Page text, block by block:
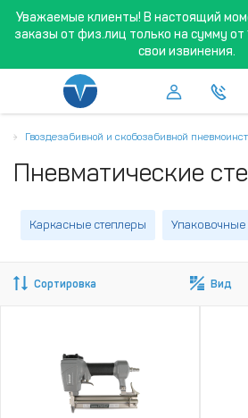
Уважаемые клиенты! В настоящий
заказы от физ.лиц только на сумму от
свои извинения.
Гвоздезабивной и скобозабивной
Пневматические
Каркасные степлеры Упаковочные
Сортировка Вид